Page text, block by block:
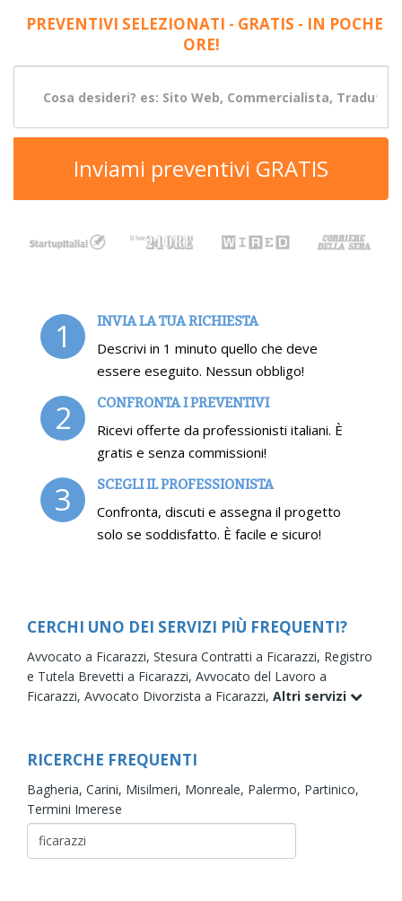
PREVENTIVI SELEZIONATI - GRATIS - IN POCHE
ORE!
Inviami preventivi GRATIS
1 INVIA LA TUA RICHIESTA
Descrivi in 1 minuto quello che deve
essere eseguito. Nessun obbligo!
2 CONFRONTA I PREVENTIVI
Ricevi offerte da professionisti italiani. È
gratis e senza commissioni!
3 SCEGLI IL PROFESSIONISTA
Confronta, discuti e assegna il progetto
solo se soddisfatto. È facile e sicuro!
CERCHI UNO DEI SERVIZI PIÙ FREQUENTI?
Avvocato a Ficarazzi, Stesura Contratti a Ficarazzi, Registro
e Tutela Brevetti a Ficarazzi, Avvocato del Lavoro a
Ficarazzi, Avvocato Divorzista a Ficarazzi, Altri servizi
RICERCHE FREQUENTI
Bagheria, Carini, Misilmeri, Monreale, Palermo, Partinico,
Termini Imerese